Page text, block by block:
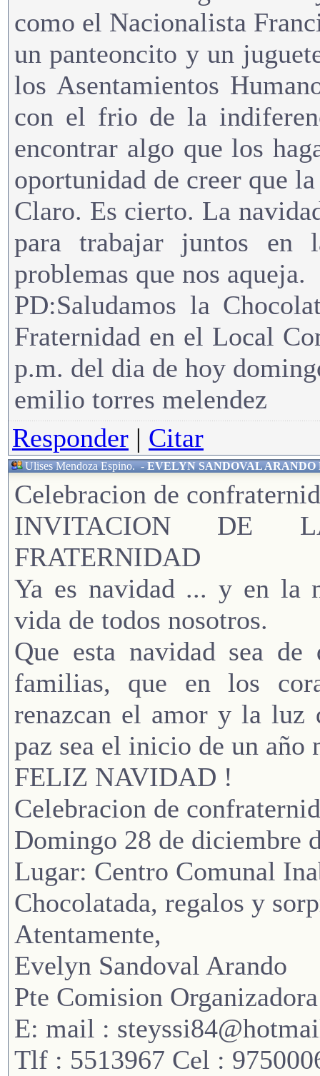
como el Nacionalista
un panteoncito y un
los Asentamientos
con el frio de la
encontrar algo que los
oportunidad de creer que
Claro. Es cierto. La
para trabajar juntos en
problemas que nos aqueja.
PD:Saludamos la
Fraternidad en el Local
p.m. del dia de hoy
emilio torres melendez
Responder | Citar
Ulises Mendoza Espino.-EVELYN SANDOVAL
Celebracion de
INVITACION DE
FRATERNIDAD
Ya es navidad ... y en la
vida de todos nosotros.
Que esta navidad sea de
familias, que en los
renazcan el amor y la luz
paz sea el inicio de un
FELIZ NAVIDAD !
Celebracion de
Domingo 28 de diciembre
Lugar: Centro Comunal
Chocolatada, regalos y
Atentamente,
Evelyn Sandoval Arando
Pte Comision Organizadora
E: mail :
Tlf : 5513967 Cel :